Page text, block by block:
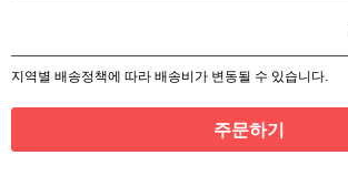
지역별 배송정책에 따라 배송비가 변동될 수 있습니다.
주문하기